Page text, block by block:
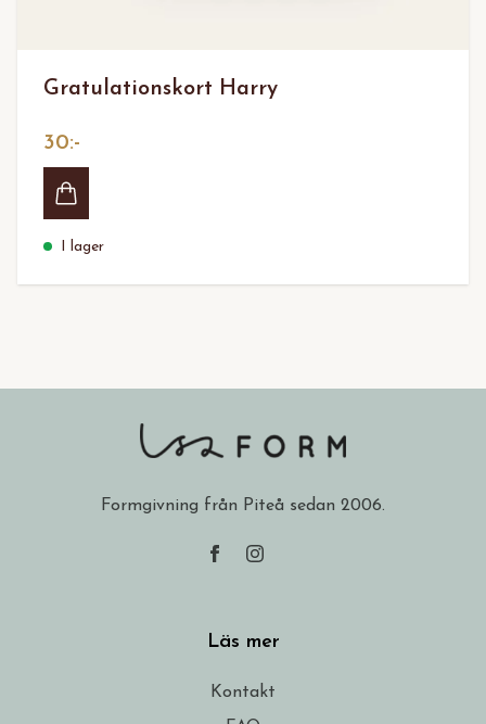
Gratulationskort Harry
30:-
I lager
Formgivning från Piteå sedan 2006.
Läs mer
Kontakt